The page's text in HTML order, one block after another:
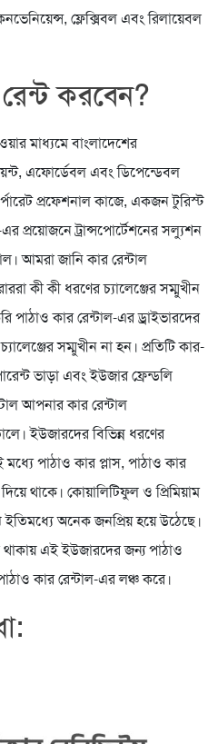
ফ্লেক্সিবল এবং রিলায়েবল
করবেন?
মাধ্যমে বাংলাদেশের
এফোর্ডেবল এবং ডিপেন্ডেবল
প্রফেশনাল কাজে, একজন টুরিস্ট
প্রয়োজনে ট্রান্সপোর্টেশনের সল্যুশন
আমরা জানি কার রেন্টাল
কী কী ধরণের চ্যালেঞ্জের সম্মুখীন
পাঠাও কার রেন্টাল-এর ড্রাইভারদের
সম্মুখীন না হন। প্রতিটি কার-
ভাড়া এবং ইউজার ফ্রেন্ডলি
আপনার কার রেন্টাল
ইউজারদের বিভিন্ন ধরণের
পাঠাও কার প্লাস, পাঠাও কার
থাকে। কোয়ালিটিফুল ও প্রিমিয়াম
অনেক জনপ্রিয় হয়ে উঠেছে।
থাকায় এই ইউজারদের জন্য পাঠাও
কার রেন্টাল-এর লঞ্চ করে।